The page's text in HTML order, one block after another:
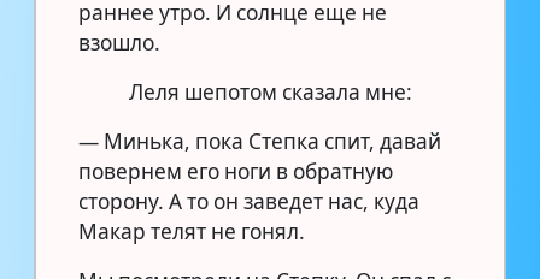
раннее утро. И солнце еще не
взошло.
Леля шепотом сказала мне:
— Минька, пока Степка спит, давай
повернем его ноги в обратную
сторону. А то он заведет нас, куда
Макар телят не гонял.